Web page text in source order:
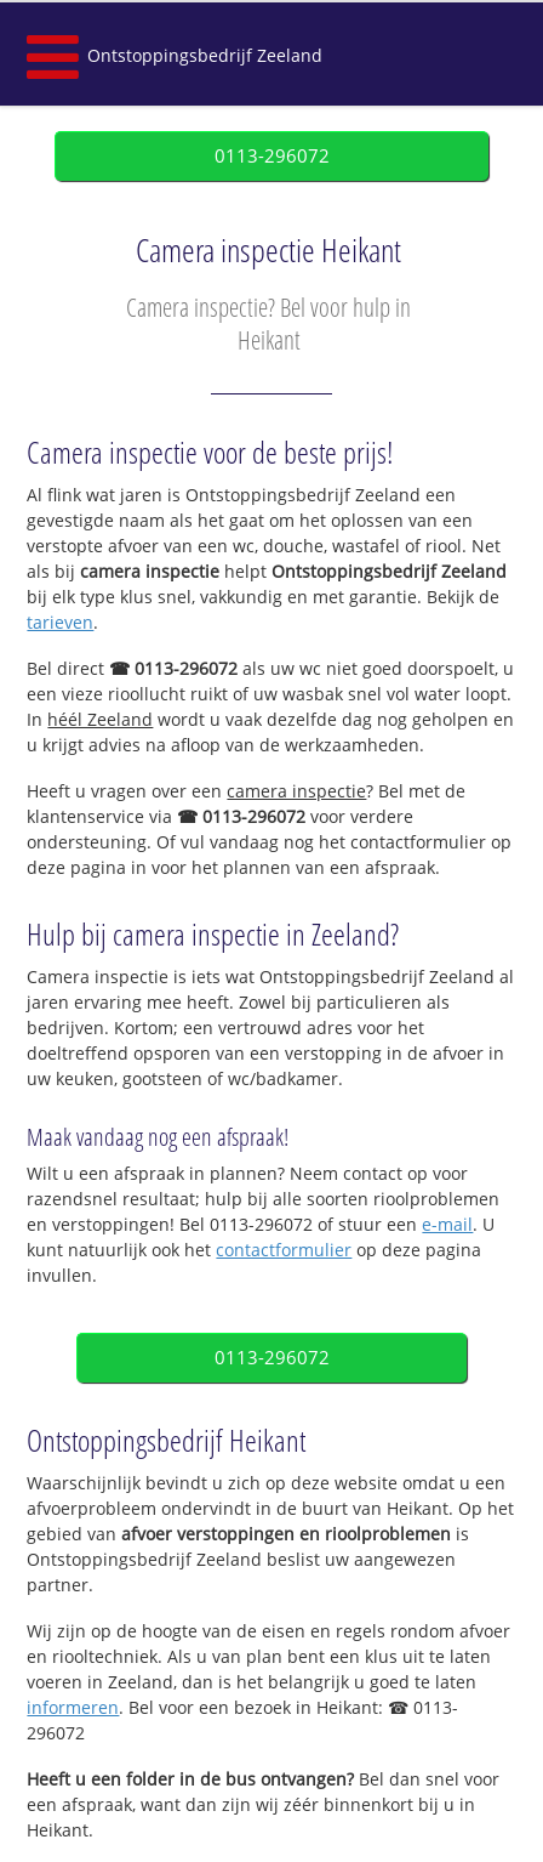
Ontstoppingsbedrijf Zeeland
0113-296072
Camera inspectie Heikant
Camera inspectie? Bel voor hulp in
Heikant
Camera inspectie voor de beste prijs!
Al flink wat jaren is Ontstoppingsbedrijf Zeeland een
gevestigde naam als het gaat om het oplossen van een
verstopte afvoer van een wc, douche, wastafel of riool. Net
als bijcamera inspectie helptOntstoppingsbedrijf Zeeland
bij elk type klus snel, vakkundig en met garantie. Bekijk de
tarieven.
Bel direct ☎ 0113-296072 als uw wc niet goed doorspoelt, u
een vieze rioollucht ruikt of uw wasbak snel vol water loopt.
In héél Zeeland wordt u vaak dezelfde dag nog geholpen en
u krijgt advies na afloop van de werkzaamheden.
Heeft u vragen over eencamera inspectie? Bel met de
klantenservice via ☎ 0113-296072 voor verdere
ondersteuning. Of vul vandaag nog het contactformulier op
deze pagina in voor het plannen van een afspraak.
Hulp bij camera inspectie in Zeeland?
Camera inspectie is iets wat Ontstoppingsbedrijf Zeeland al
jaren ervaring mee heeft. Zowel bij particulieren als
bedrijven. Kortom; een vertrouwd adres voor het
doeltreffend opsporen van een verstopping in de afvoer in
uw keuken, gootsteen of wc/badkamer.
Maak vandaag nog een afspraak!
Wilt u een afspraak in plannen? Neem contact op voor
razendsnel resultaat; hulp bij alle soorten rioolproblemen
en verstoppingen! Bel 0113-296072 of stuur eene-mail. U
kunt natuurlijk ook hetcontactformulier op deze pagina
invullen.
0113-296072
Ontstoppingsbedrijf Heikant
Waarschijnlijk bevindt u zich op deze website omdat u een
afvoerprobleem ondervindt in de buurt van Heikant. Op het
gebied vanafvoer verstoppingen en rioolproblemen is
Ontstoppingsbedrijf Zeeland beslist uw aangewezen
partner.
Wij zijn op de hoogte van de eisen en regels rondom afvoer
en riooltechniek. Als u van plan bent een klus uit te laten
voeren in Zeeland, dan is het belangrijk u goed te laten
informeren. Bel voor een bezoek in Heikant: ☎ 0113-
296072
Heeft u een folder in de bus ontvangen?Bel dan snel voor
een afspraak, want dan zijn wij zéér binnenkort bij u in
Heikant.